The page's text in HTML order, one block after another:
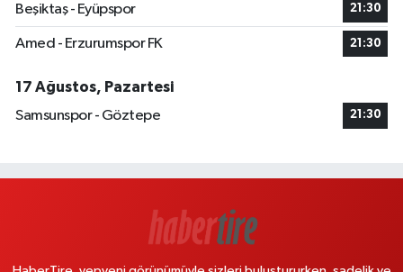
Beşiktaş - Eyüpspor 21:30
Amed - Erzurumspor FK 21:30
17 Ağustos, Pazartesi
Samsunspor - Göztepe
21:30